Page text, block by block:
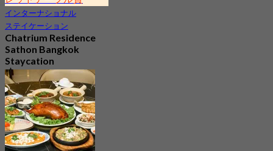
インターナショナル
ステイケーション
Chatrium Residence
Sathon Bangkok
Staycation
4.8
6.1K 予約済み
から฿ 2,215